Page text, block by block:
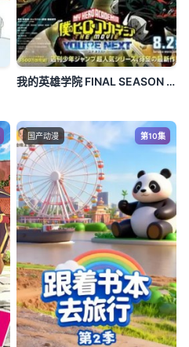
我的英雄学院 FINAL SEASON 特别篇
国产动漫 第10集